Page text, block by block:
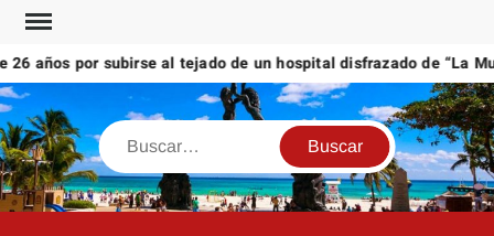
Saltar
contenidopor subirse al tejado de un hospital disfrazado de “La
Buscar